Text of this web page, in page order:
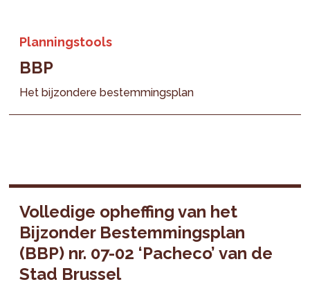
Planningstools
BBP
Het bijzondere bestemmingsplan
Volledige opheffing van het
Bijzonder Bestemmingsplan
(BBP) nr. 07-02 ‘Pacheco’ van de
Stad Brussel